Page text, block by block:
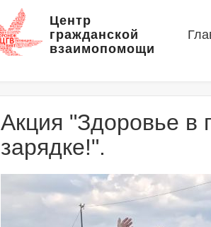
Центр
гражданской
взаимопомощи
Акция "Здоровье в
зарядке!".